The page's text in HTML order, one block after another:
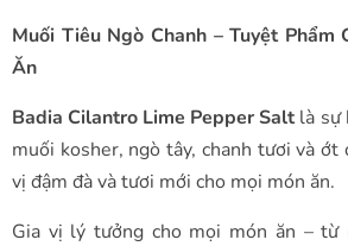
Muối Tiêu Ngò Chanh – Tuyệt Phẩm
Ăn
Badia Cilantro Lime Pepper Saltlà sự
muối kosher, ngò tây, chanh tươi và ớt
vị đậm đà và tươi mới cho mọi món ăn.
Gia vị lý tưởng cho mọi món ăn – từ